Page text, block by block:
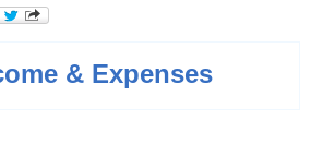
& Expenses